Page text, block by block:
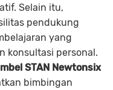
Selain itu,
pendukung
yang
konsultasi personal.
STAN Newtonsix
bimbingan